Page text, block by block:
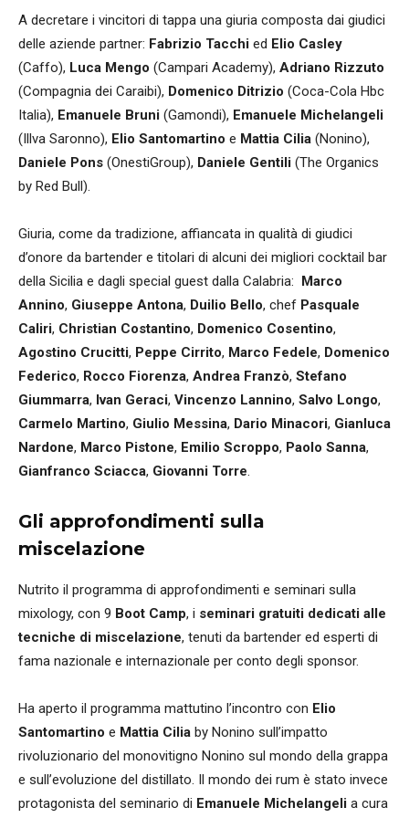
A decretare i vincitori di tappa una giuria composta dai giudici
delle aziende partner: Fabrizio Tacchi ed Elio Casley
(Caffo), Luca Mengo (Campari Academy), Adriano Rizzuto
(Compagnia dei Caraibi), Domenico Ditrizio (Coca-Cola Hbc
Italia), Emanuele Bruni (Gamondi), Emanuele Michelangeli
(Illva Saronno), Elio Santomartino e Mattia Cilia (Nonino),
Daniele Pons (OnestiGroup), Daniele Gentili (The Organics
by Red Bull).
Giuria, come da tradizione, affiancata in qualità di giudici
d’onore da bartender e titolari di alcuni dei migliori cocktail bar
della Sicilia e dagli special guest dalla Calabria: Marco
Annino, Giuseppe Antona, Duilio Bello, chef Pasquale
Caliri, Christian Costantino, Domenico Cosentino,
Agostino Crucitti, Peppe Cirrito, Marco Fedele, Domenico
Federico, Rocco Fiorenza, Andrea Franzò, Stefano
Giummarra, Ivan Geraci, Vincenzo Lannino, Salvo Longo,
Carmelo Martino, Giulio Messina, Dario Minacori, Gianluca
Nardone, Marco Pistone, Emilio Scroppo, Paolo Sanna,
Gianfranco Sciacca, Giovanni Torre.
Gli approfondimenti sulla
miscelazione
Nutrito il programma di approfondimenti e seminari sulla
mixology, con 9 Boot Camp, i seminari gratuiti dedicati alle
tecniche di miscelazione, tenuti da bartender ed esperti di
fama nazionale e internazionale per conto degli sponsor.
Ha aperto il programma mattutino l’incontro con Elio
Santomartino e Mattia Cilia by Nonino sull’impatto
rivoluzionario del monovitigno Nonino sul mondo della grappa
e sull’evoluzione del distillato. Il mondo dei rum è stato invece
protagonista del seminario di Emanuele Michelangeli a cura